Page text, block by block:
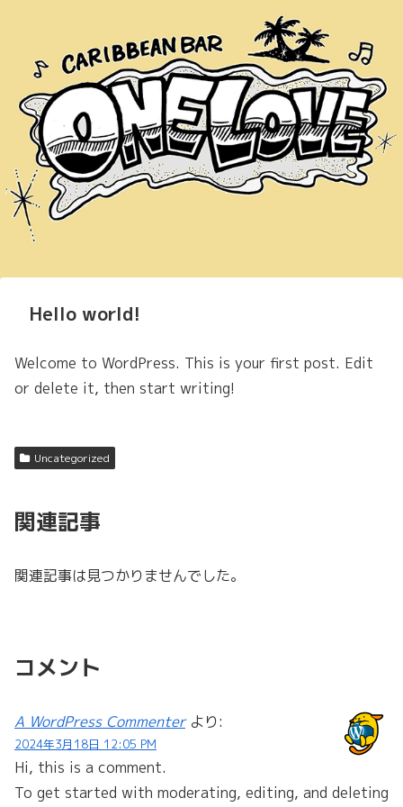
Hello world!
Welcome to WordPress. This is your first post. Edit
or delete it, then start writing!
Uncategorized
関連記事
関連記事は見つかりませんでした。
コメント
A WordPress Commenter より:
2024年3月18日 12:05 PM
Hi, this is a comment.
To get started with moderating, editing, and deleting